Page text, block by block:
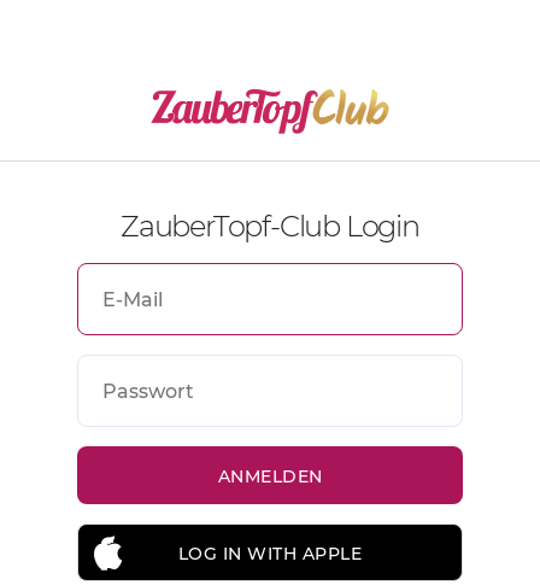
ZauberTopf-Club Login
LOG IN WITH APPLE